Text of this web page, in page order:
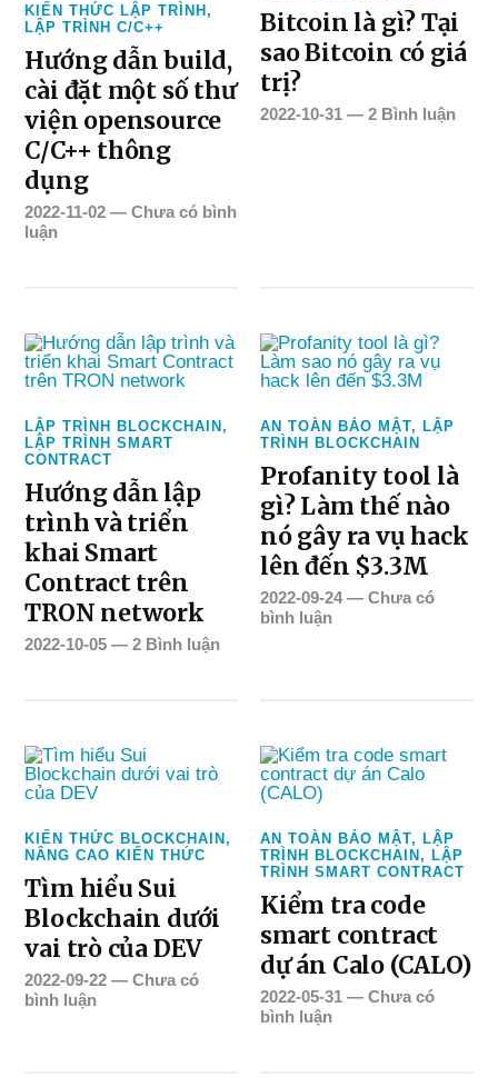
KIẾN THỨC LẬP TRÌNH,
LẬP TRÌNH C/C++
Hướng dẫn build,
cài đặt một số thư
viện opensource
C/C++ thông
dụng
2022-11-02 —Chưa có bình
luận
Bitcoin là gì? Tại
sao Bitcoin có giá
trị?
2022-10-31 —2 Bình luận
LẬP TRÌNH BLOCKCHAIN,
LẬP TRÌNH SMART
CONTRACT
Hướng dẫn lập
trình và triển
khai Smart
Contract trên
TRON network
2022-10-05 —2 Bình luận
AN TOÀN BẢO MẬT,LẬP
TRÌNH BLOCKCHAIN
Profanity tool là
gì? Làm thế nào
nó gây ra vụ hack
lên đến $3.3M
2022-09-24—Chưa có
bình luận
KIẾN THỨC BLOCKCHAIN,
NÂNG CAO KIẾN THỨC
Tìm hiểu Sui
Blockchain dưới
vai trò của DEV
2022-09-22 —Chưa có
bình luận
AN TOÀN BẢO MẬT,LẬP
TRÌNH BLOCKCHAIN,LẬP
TRÌNH SMART CONTRACT
Kiểm tra code
smart contract
dự án Calo (CALO)
2022-05-31 —Chưa có
bình luận